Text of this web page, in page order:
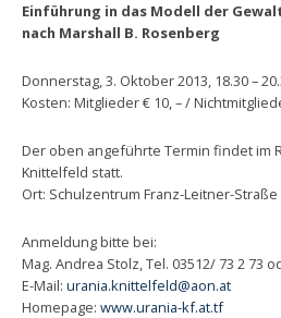
Einführung in das Modell der
nach Marshall B. Rosenberg
Donnerstag, 3. Oktober 2013, 18.30 –
Kosten: Mitglieder € 10, – /
Der oben angeführte Termin findet im
Knittelfeld statt.
Ort: Schulzentrum Franz-Leitner-Straße
Anmeldung bitte bei:
Mag. Andrea Stolz, Tel. 03512/ 73 2 73
E-Mail: urania.knittelfeld@aon.at
Homepage: www.urania-kf.at.tf